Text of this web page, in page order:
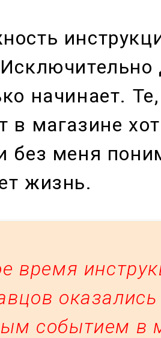
начинает.
в магазине
без меня
жизнь.
время
событием в